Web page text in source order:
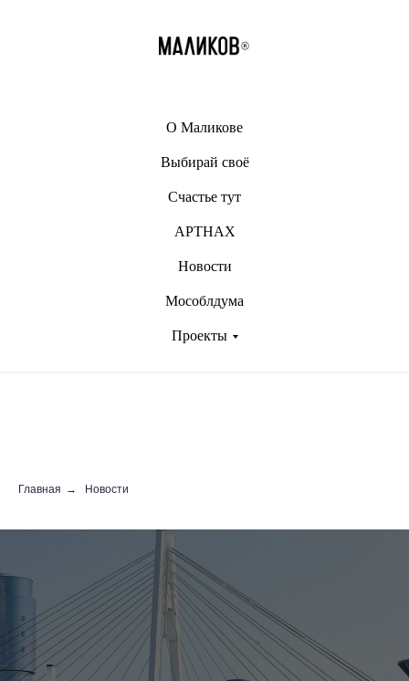
О Маликове
Выбирай своё
Счастье тут
АРТНАХ
Новости
Мособлдума
Проекты
Главная → Новости